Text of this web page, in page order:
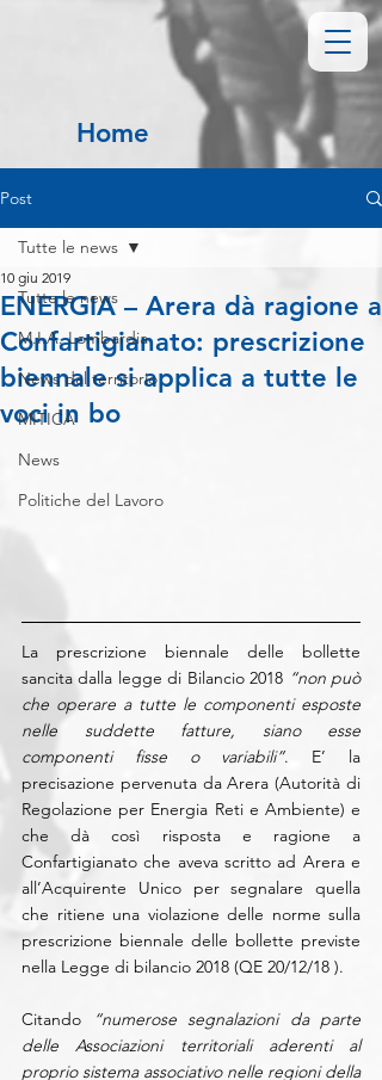
Home
Post
Tutte le news
M.I.A. Lombardia
News dal territorio
MITICA
News
Politiche del Lavoro
Tutte le news
ENERGIA – Arera dà ragione a
Confartigianato: prescrizione
biennale si applica a tutte le
voci in bo
10 giu 2019
La prescrizione biennale delle bollette
sancita dalla legge di Bilancio 2018 “non può
che operare a tutte le componenti esposte
nelle suddette fatture, siano esse
componenti fisse o variabili”. E’ la
precisazione pervenuta da Arera (Autorità di
Regolazione per Energia Reti e Ambiente) e
che dà così risposta e ragione a
Confartigianato che aveva scritto ad Arera e
all’Acquirente Unico per segnalare quella
che ritiene una violazione delle norme sulla
prescrizione biennale delle bollette previste
nella Legge di bilancio 2018 (QE 20/12/18 ).
Citando
“numerose segnalazioni da parte
delle Associazioni territoriali aderenti al
proprio sistema associativo nelle regioni della